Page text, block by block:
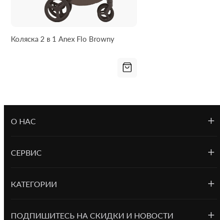
предлагает не только высококачественные товары, но и
комфортные условия для покупок, с возможностью
а полноценный комфорт для вашего малыша и удобство
Коляска 2 в 1 Anex Flo Browny
О НАС
СЕРВИС
КАТЕГОРИИ
ПОДПИШИТЕСЬ НА СКИДКИ И НОВОСТИ